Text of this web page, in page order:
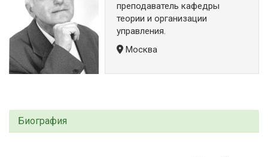
преподаватель кафедры
теории и организации
управления.
Москва
Биография